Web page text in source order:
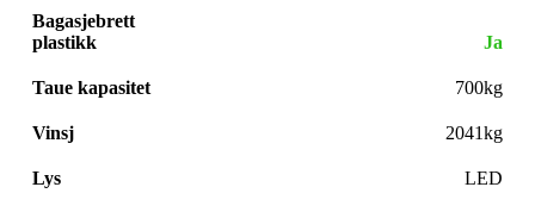
Bagasjebrett
plastikk
Ja
Taue kapasitet 700kg
Vinsj 2041kg
Lys LED